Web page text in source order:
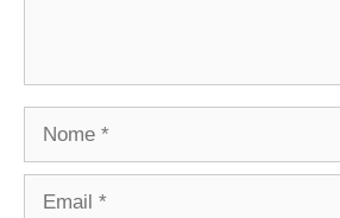
Nome
Email